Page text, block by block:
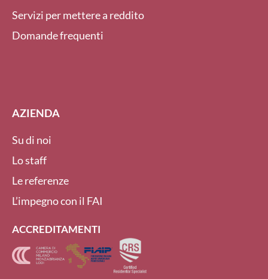
Servizi per mettere a reddito
Domande frequenti
AZIENDA
Su di noi
Lo staff
Le referenze
L’impegno con il FAI
ACCREDITAMENTI